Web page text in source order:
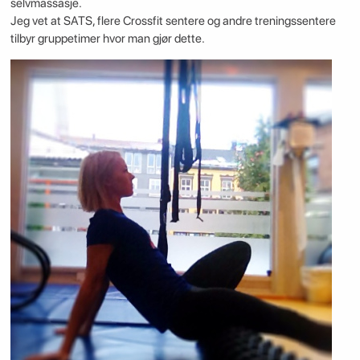
selvmassasje.
Jeg vet at SATS, flere Crossfit sentere og andre treningssentere
tilbyr gruppetimer hvor man gjør dette.